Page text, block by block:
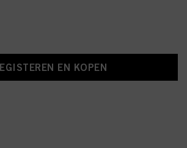
EN KOPEN